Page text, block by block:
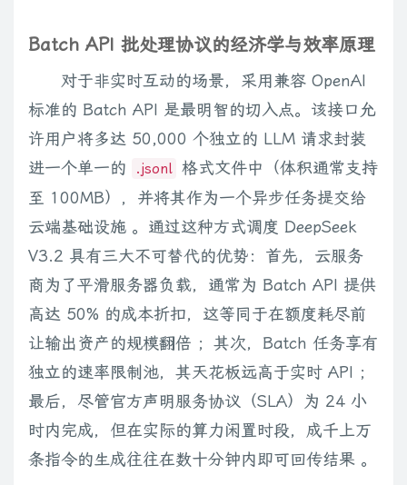
Batch API 批处理协议的经济学与效率原理
对于非实时互动的场景，采用兼容 OpenAI
标准的 Batch API 是最明智的切入点。该接口允
许用户将多达 50,000 个独立的 LLM 请求封装
进一个单一的
.jsonl 格式文件中（体积通常支持
至 100MB），并将其作为一个异步任务提交给
云端基础设施 。通过这种方式调度 DeepSeek
V3.2 具有三大不可替代的优势：首先，云服务
商为了平滑服务器负载，通常为 Batch API 提供
高达 50% 的成本折扣，这等同于在额度耗尽前
让输出资产的规模翻倍 ；其次，Batch 任务享有
独立的速率限制池，其天花板远高于实时 API ；
最后，尽管官方声明服务协议（SLA）为 24 小
时内完成，但在实际的算力闲置时段，成千上万
条指令的生成往往在数十分钟内即可回传结果 。